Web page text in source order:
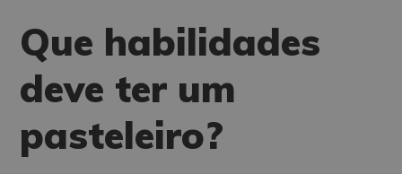
Que habilidades
deve ter um
pasteleiro?